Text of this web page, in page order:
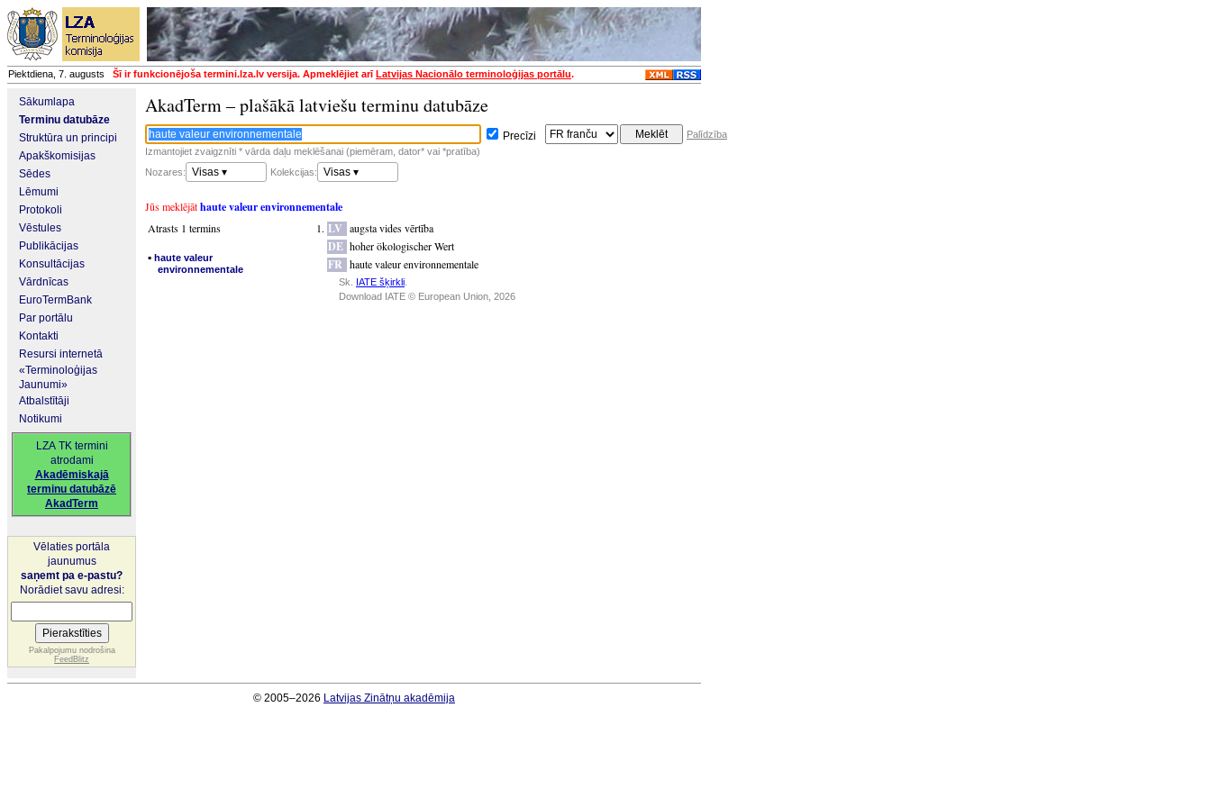
Piektdiena, 7. augusts Šī ir funkcionējoša termini.lza.lv versija. Apmeklējiet arīLatvijas Nacionālo terminoloģijas portālu.
Sākumlapa
Terminu datubāze
Struktūra un principi
Apakškomisijas
Sēdes
Lēmumi
Protokoli
Vēstules
Publikācijas
Konsultācijas
Vārdnīcas
EuroTermBank
Par portālu
Kontakti
Resursi internetā
«Terminoloģijas
Jaunumi»
Atbalstītāji
Notikumi
LZA TK termini
atrodami
Akadēmiskajā
terminu datubāzē
AkadTerm
Vēlaties portāla
jaunumus
saņemt pa e-pastu?
Norādiet savu adresi:
Pakalpojumu nodrošina
FeedBlitz
AkadTerm – plašākā latviešu terminu datubāze
Precīzi
Palīdzība
Izmantojiet zvaigznīti * vārda daļu meklēšanai (piemēram, dator* vai *pratība)
Nozares:
Visas ▾ Kolekcijas: Visas ▾
Jūs meklējāthaute valeur environnementale
Atrasts 1 termins
▪ haute valeur
environnementale
LV augsta vides vērtība
DE hoher ökologischer Wert
FR haute valeur environnementale
Sk. IATE šķirkli
Download IATE © European Union, 2026
© 2005–2026 Latvijas Zinātņu akadēmija